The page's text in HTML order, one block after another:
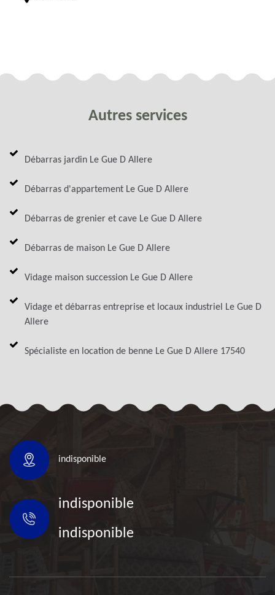
Autres services
Débarras jardin Le Gue D Allere
Débarras d'appartement Le Gue D Allere
Débarras de grenier et cave Le Gue D Allere
Débarras de maison Le Gue D Allere
Vidage maison succession Le Gue D Allere
Vidage et débarras entreprise et locaux industriel Le Gue D
Allere
Spécialiste en location de benne Le Gue D Allere 17540
indisponible
indisponible
indisponible